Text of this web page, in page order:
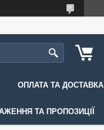
ОПЛАТА ТА ДОСТАВКА
ТА ПРОПОЗИЦІЇ